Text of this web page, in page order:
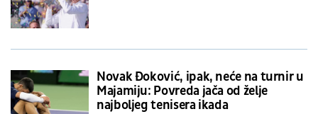
Novak Đoković, ipak, neće na turnir u
Majamiju: Povreda jača od želje
najboljeg tenisera ikada